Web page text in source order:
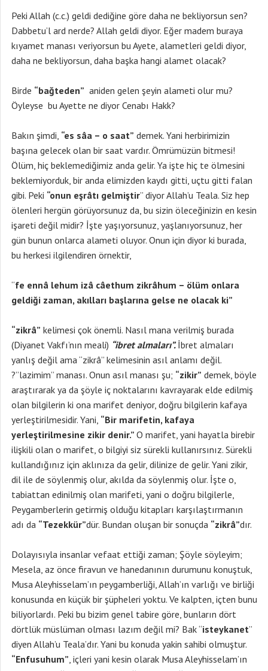
Peki Allah (c.c.) geldi dediğine göre daha ne bekliyorsun sen?
Dabbetu’l ard nerde? Allah geldi diyor. Eğer madem buraya
kıyamet manası veriyorsun bu Ayete, alametleri geldi diyor,
daha ne bekliyorsun, daha başka hangi alamet olacak?
Birde “bağteden” aniden gelen şeyin alameti olur mu?
Öyleyse bu Ayette ne diyor Cenabı Hakk?
Bakın şimdi, “es sâa – o saat” demek. Yani herbirimizin
başına gelecek olan bir saat vardır. Ömrümüzün bitmesi!
Ölüm, hiç beklemediğimiz anda gelir. Ya işte hiç te ölmesini
beklemiyorduk, bir anda elimizden kaydı gitti, uçtu gitti falan
gibi. Peki “onun eşrâtı gelmiştir” diyor Allah’u Teala. Siz hep
ölenleri hergün görüyorsunuz da, bu sizin öleceğinizin en kesin
işareti değil midir? İşte yaşıyorsunuz, yaşlanıyorsunuz, her
gün bunun onlarca alameti oluyor. Onun için diyor ki burada,
bu herkesi ilgilendiren örnektir,
“fe ennâ lehum izâ câethum zikrâhum – ölüm onlara
geldiği zaman, akılları başlarına gelse ne olacak ki”
“zikrâ” kelimesi çok önemli. Nasıl mana verilmiş burada
(Diyanet Vakfı’nın meali) “ibret almaları”.İbret almaları
yanlış değil ama “zikrâ” kelimesinin asıl anlamı değil.
?”lazimim” manası. Onun asıl manası şu; “zikir” demek, böyle
araştırarak ya da şöyle iç noktalarını kavrayarak elde edilmiş
olan bilgilerin ki ona marifet deniyor, doğru bilgilerin kafaya
yerleştirilmesidir. Yani, “Bir marifetin, kafaya
yerleştirilmesine zikir denir.” O marifet, yani hayatla birebir
ilişkili olan o marifet, o bilgiyi siz sürekli kullanırsınız. Sürekli
kullandığınız için aklınıza da gelir, dilinize de gelir. Yani zikir,
dil ile de söylenmiş olur, akılda da söylenmiş olur. İşte o,
tabiattan edinilmiş olan marifeti, yani o doğru bilgilerle,
Peygamberlerin getirmiş olduğu kitapları karşılaştırmanın
adı da “Tezekkür”dür. Bundan oluşan bir sonuçda “zikrâ”dır.
Dolayısıyla insanlar vefaat ettiği zaman; Şöyle söyleyim;
Mesela, az önce firavun ve hanedanının durumunu konuştuk,
Musa Aleyhisselam’ın peygamberliği, Allah’ın varlığı ve birliği
konusunda en küçük bir şüpheleri yoktu. Ve kalpten, içten bunu
biliyorlardı. Peki bu bizim genel tabire göre, bunların dört
dörtlük müslüman olması lazım değil mi? Bak “isteykanet”
diyen Allah’u Teala’dır. Yani bu konuda yakin sahibi olmuştur.
“Enfusuhum”, içleri yani kesin olarak Musa Aleyhisselam’ın